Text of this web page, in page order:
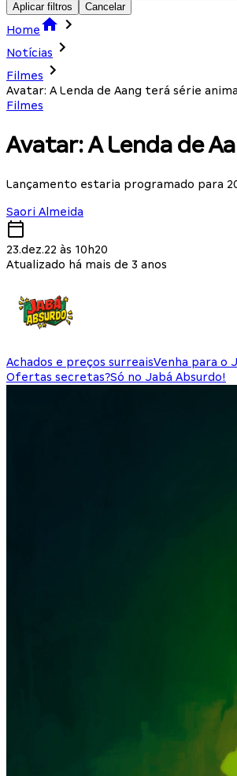
Aplicar filtros Cancelar
Home
Notícias
Filmes
Avatar: A Lenda de Aang terá série
Filmes
Avatar: A Lenda de
Lançamento estaria programado para
Saori Almeida
23.dez.22 às 10h20
Atualizado há mais de 3 anos
Achados e preços surreaisVenha para o
Ofertas secretas?Só no Jabá Absurdo!